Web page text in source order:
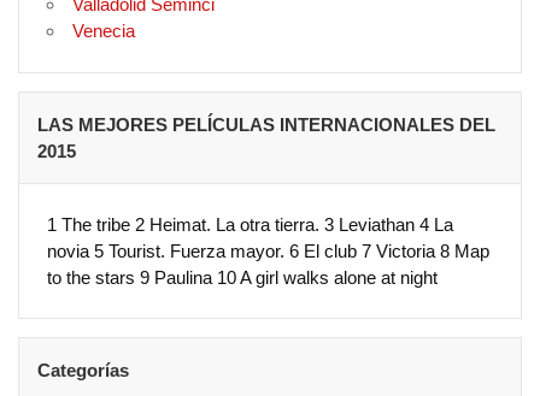
Valladolid Seminci
Venecia
LAS MEJORES PELÍCULAS INTERNACIONALES DEL
2015
1 The tribe 2 Heimat. La otra tierra. 3 Leviathan 4 La
novia 5 Tourist. Fuerza mayor. 6 El club 7 Victoria 8 Map
to the stars 9 Paulina 10 A girl walks alone at night
Categorías